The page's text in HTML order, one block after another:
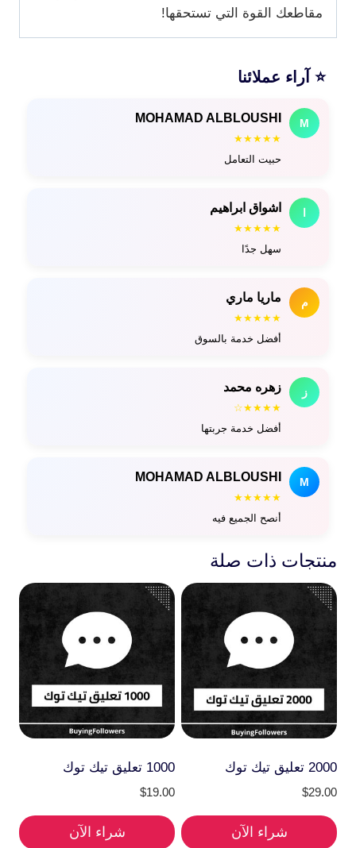
مقاطعك القوة التي تستحقها!
⭐ آراء عملائنا
M
MOHAMAD ALBLOUSHI
★★★★★
حبيت التعامل
اشواق ابراهيم
★★★★★
سهل جدًا
م ماريا ماري
★★★★★
أفضل خدمة بالسوق
ز زهره محمد
★★★★☆
أفضل خدمة جربتها
M
MOHAMAD ALBLOUSHI
★★★★★
أنصح الجميع فيه
منتجات ذات صلة
2000 تعليق تيك توك
$29.00
شراء الآن
1000 تعليق تيك توك
$19.00
شراء الآن